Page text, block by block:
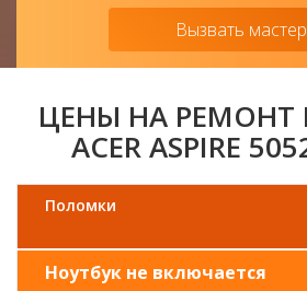
Вызвать
ЦЕНЫ НА РЕМОНТ
ACER ASPIRE
Поломки
Ноутбук не включается